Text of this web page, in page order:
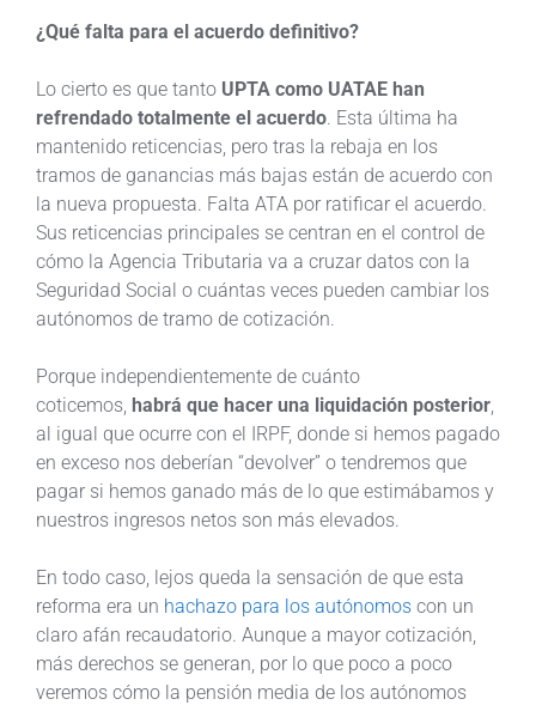
¿Qué falta para el acuerdo definitivo?
Lo cierto es que tanto UPTA como UATAE han
refrendado totalmente el acuerdo. Esta última ha
mantenido reticencias, pero tras la rebaja en los
tramos de ganancias más bajas están de acuerdo con
la nueva propuesta. Falta ATA por ratificar el acuerdo.
Sus reticencias principales se centran en el control de
cómo la Agencia Tributaria va a cruzar datos con la
Seguridad Social o cuántas veces pueden cambiar los
autónomos de tramo de cotización.
Porque independientemente de cuánto
coticemos, habrá que hacer una liquidación posterior
al igual que ocurre con el IRPF, donde si hemos pagado
en exceso nos deberían “devolver” o tendremos que
pagar si hemos ganado más de lo que estimábamos y
nuestros ingresos netos son más elevados.
En todo caso, lejos queda la sensación de que esta
reforma era un hachazo para los autónomos con un
claro afán recaudatorio. Aunque a mayor cotización,
más derechos se generan, por lo que poco a poco
veremos cómo la pensión media de los autónomos